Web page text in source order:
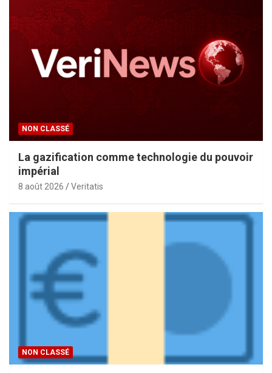
NON CLASSÉ
La gazification comme technologie du pouvoir
impérial
8 août 2026 Veritatis
NON CLASSÉ